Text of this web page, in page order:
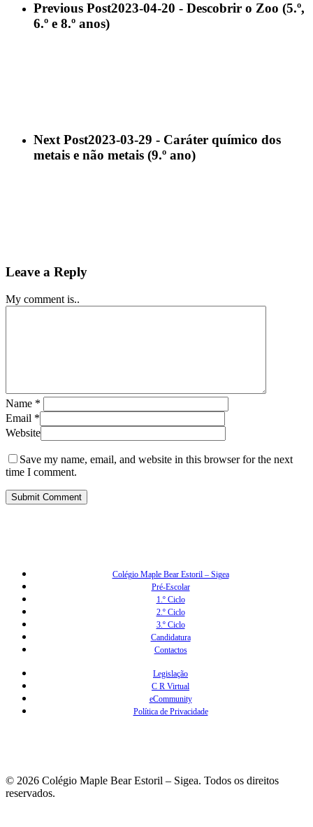
Previous Post2023-04-20 - Descobrir o Zoo (5.º,
6.º e 8.º anos)
Next Post2023-03-29 - Caráter químico dos
metais e não metais (9.º ano)
Leave a Reply
My comment is..
Name *
Email *
Website
Save my name, email, and website in this browser for the next
time I comment.
Colégio Maple Bear Estoril – Sigea
Pré-Escolar
1.º Ciclo
2.º Ciclo
3.º Ciclo
Candidatura
Contactos
Legislação
C R Virtual
eCommunity
Política de Privacidade
© 2026 Colégio Maple Bear Estoril – Sigea. Todos os direitos
reservados.